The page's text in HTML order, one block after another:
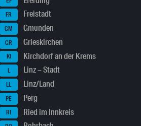
FR Freistadt
GM Gmunden
GR Grieskirchen
KI Kirchdorf an der Krems
L Linz – Stadt
LL Linz/Land
PE Perg
RI Ried im Innkreis